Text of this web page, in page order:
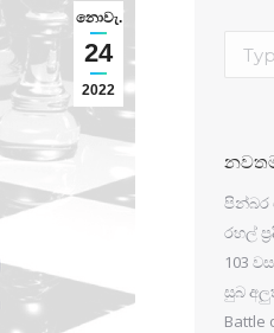
නොවැ.
24
2022
පින්බර
රහල්
103
සුබ
Battle